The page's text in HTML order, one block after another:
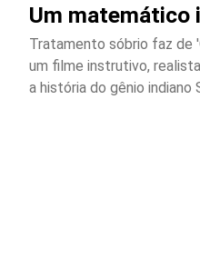
Um matemático
Tratamento sóbrio faz de
um filme instrutivo,
a história do gênio indiano